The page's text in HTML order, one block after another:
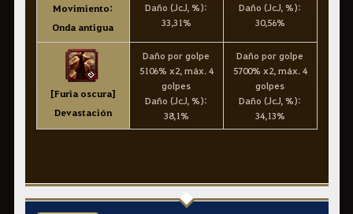
Movimiento:
Onda antigua
Daño (JcJ, %):
33,31%
Daño (JcJ, %):
30,56%
[Furia oscura]
Devastación
Daño por golpe
5106% x2, máx. 4
golpes
Daño (JcJ, %):
38,1%
Daño por golpe
5700% x2, máx. 4
golpes
Daño (JcJ, %):
34,13%